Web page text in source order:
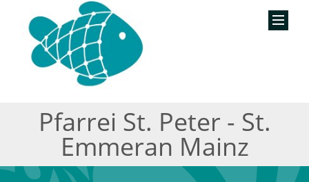
Pfarrei St. Peter - St.
Emmeran Mainz